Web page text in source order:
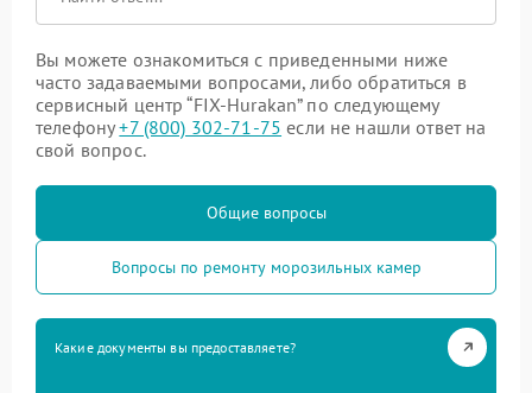
Вы можете ознакомиться с приведенными ниже
часто задаваемыми вопросами, либо обратиться в
сервисный центр “FIX-Hurakan” по следующему
телефону+7 (800) 302-71-75 если не нашли ответ на
свой вопрос.
Общие вопросы
Вопросы по ремонту морозильных камер
Какие документы вы предоставляете?